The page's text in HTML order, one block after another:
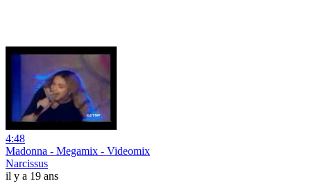
4:48
Madonna - Megamix - Videomix
Narcissus
il y a 19 ans